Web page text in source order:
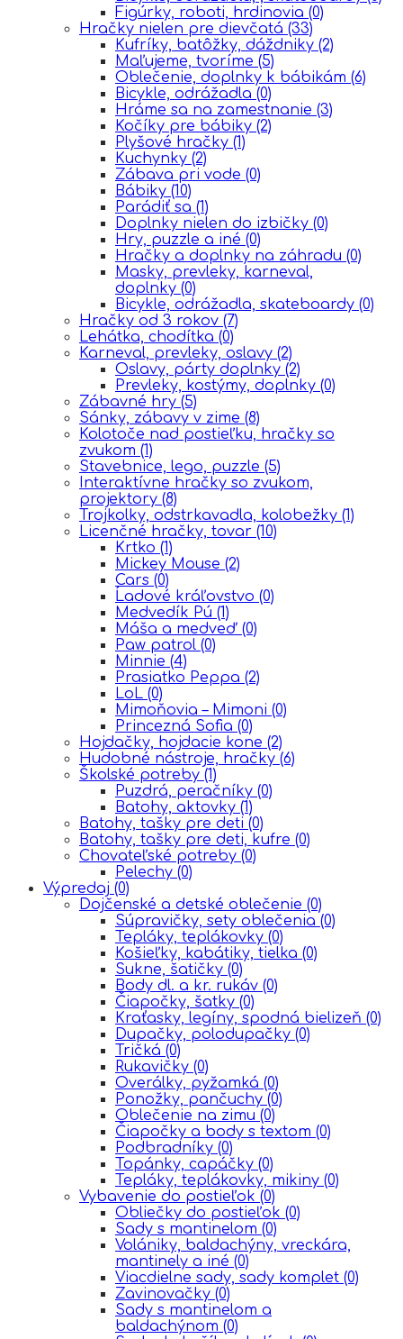
Figúrky, roboti, hrdinovia (0)
Hračky nielen pre dievčatá (33)
Kufríky, batôžky, dáždniky (2)
Maľujeme, tvoríme (5)
Oblečenie, doplnky k bábikám (6)
Bicykle, odrážadla (0)
Hráme sa na zamestnanie (3)
Kočíky pre bábiky (2)
Plyšové hračky (1)
Kuchynky (2)
Zábava pri vode (0)
Bábiky (10)
Parádiť sa (1)
Doplnky nielen do izbičky (0)
Hry, puzzle a iné (0)
Hračky a doplnky na záhradu (0)
Masky, prevleky, karneval,
doplnky (0)
Bicykle, odrážadla, skateboardy (0)
Hračky od 3 rokov (7)
Lehátka, chodítka (0)
Karneval, prevleky, oslavy (2)
Oslavy, párty doplnky (2)
Prevleky, kostýmy, doplnky (0)
Zábavné hry (5)
Sánky, zábavy v zime (8)
Kolotoče nad postieľku, hračky so
zvukom (1)
Stavebnice, lego, puzzle (5)
Interaktívne hračky so zvukom,
projektory (8)
Trojkolky, odstrkavadla, kolobežky (1)
Licenčné hračky, tovar (10)
Krtko (1)
Mickey Mouse (2)
Cars (0)
Ĺadové kráľovstvo (0)
Medvedík Pú (1)
Máša a medveď (0)
Paw patrol (0)
Minnie (4)
Prasiatko Peppa (2)
LoL (0)
Mimoňovia – Mimoni (0)
Princezná Sofia (0)
Hojdačky, hojdacie kone (2)
Hudobné nástroje, hračky (6)
Školské potreby (1)
Puzdrá, peračníky (0)
Batohy, aktovky (1)
Batohy, tašky pre deti (0)
Batohy, tašky pre deti, kufre (0)
Chovateľské potreby (0)
Pelechy (0)
Výpredaj (0)
Dojčenské a detské oblečenie (0)
Súpravičky, sety oblečenia (0)
Tepláky, teplákovky (0)
Košieľky, kabátiky, tielka (0)
Sukne, šatičky (0)
Body dl. a kr. rukáv (0)
Čiapočky, šatky (0)
Kraťasky, legíny, spodná bielizeň (0)
Dupačky, polodupačky (0)
Tričká (0)
Rukavičky (0)
Overálky, pyžamká (0)
Ponožky, pančuchy (0)
Oblečenie na zimu (0)
Čiapočky a body s textom (0)
Podbradníky (0)
Topánky, capáčky (0)
Tepláky, teplákovky, mikiny (0)
Vybavenie do postieľok (0)
Obliečky do postieľok (0)
Sady s mantinelom (0)
Volániky, baldachýny, vreckára,
mantinely a iné (0)
Viacdielne sady, sady komplet (0)
Zavinovačky (0)
Sady s mantinelom a
baldachýnom (0)